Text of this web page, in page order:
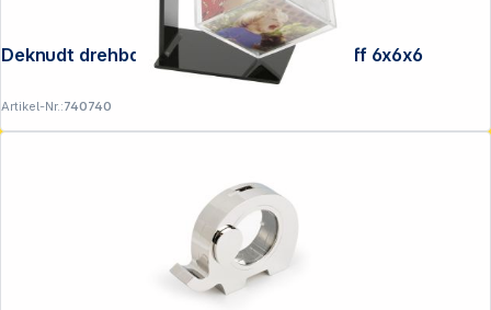
Deknudt drehbarer Fotowürfel Kunststoff 6x6x6
Artikel-Nr.:740740